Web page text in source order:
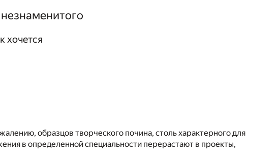
хочется
образцов творческого почина, столь характерного для
в определенной специальности перерастают в проекты,